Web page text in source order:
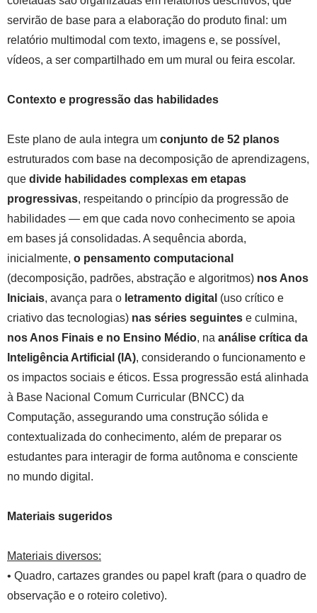
servirão de base para a elaboração do produto final: um
relatório multimodal com texto, imagens e, se possível,
vídeos, a ser compartilhado em um mural ou feira escolar.
Contexto e progressão das habilidades
Este plano de aula integra um conjunto de 52 planos
estruturados com base na decomposição de aprendizagens,
que divide habilidades complexas em etapas
progressivas, respeitando o princípio da progressão de
habilidades — em que cada novo conhecimento se apoia
em bases já consolidadas. A sequência aborda,
inicialmente, o pensamento computacional
(decomposição, padrões, abstração e algoritmos) nos Anos
Iniciais, avança para o letramento digital (uso crítico e
criativo das tecnologias) nas séries seguintes e culmina,
nos Anos Finais e no Ensino Médio, na análise crítica da
Inteligência Artificial (IA), considerando o funcionamento e
os impactos sociais e éticos. Essa progressão está alinhada
à Base Nacional Comum Curricular (BNCC) da
Computação, assegurando uma construção sólida e
contextualizada do conhecimento, além de preparar os
estudantes para interagir de forma autônoma e consciente
no mundo digital.
Materiais sugeridos
Materiais diversos:
• Quadro, cartazes grandes ou papel kraft (para o quadro de
observação e o roteiro coletivo).